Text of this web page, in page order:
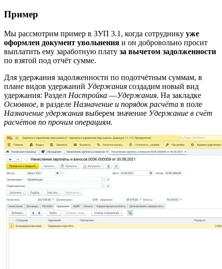
Пример
Мы рассмотрим пример в ЗУП 3.1, когда сотруднику уже
оформлен документ увольнения и он добровольно просит
выплатить ему заработную плату за вычетом задолженности
по взятой под отчёт сумме.
Для удержания задолженности по подотчётным суммам, в
плане видов удержаний Удержания создадим новый вид
удержания: Раздел Настройка —Удержания. На закладке
Основное, в разделе Назначение и порядок расчёта в поле
Назначение удержания выберем значение Удержание в счёт
расчётов по прочим операциям.